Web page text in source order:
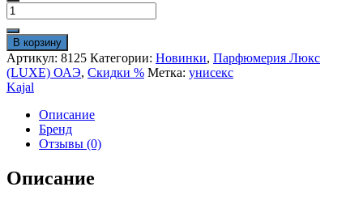
Количество
товара
Kajal
"Almaz"
EDP
100
ml
Люкс
пробник
В корзину
Артикул: 8125 Категории: Новинки, Парфюмерия Люкс
(LUXE) ОАЭ, Скидки % Метка: унисекс
Kajal
Описание
Бренд
Отзывы (0)
Описание